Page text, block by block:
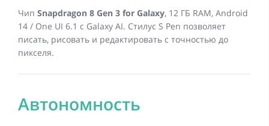
Чип Snapdragon 8 Gen 3 for Galaxy, 12 ГБ RAM, Android
14 / One UI 6.1 с Galaxy AI. Стилус S Pen позволяет
писать, рисовать и редактировать с точностью до
пикселя.
Автономность